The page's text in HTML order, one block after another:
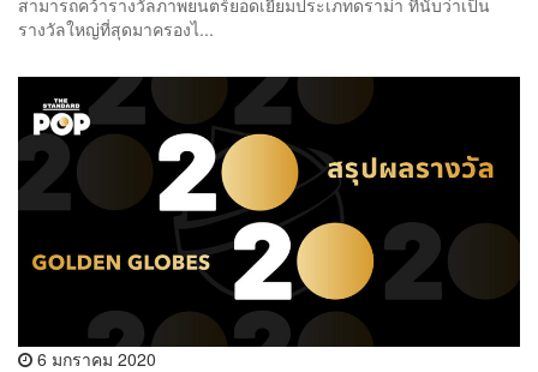
สามารถคว้ารางวัลภาพยนตร์ยอดเยี่ยมประเภทดราม่า ที่นับว่าเป็น
รางวัลใหญ่ที่สุดมาครองไ...
6 มกราคม 2020